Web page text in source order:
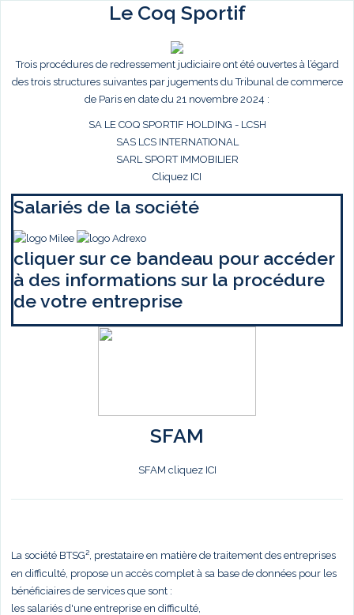
Le Coq Sportif
Trois procédures de redressement judiciaire ont été ouvertes à l’égard
des trois structures suivantes par jugements du Tribunal de commerce
de Paris en date du 21 novembre 2024 :
SA LE COQ SPORTIF HOLDING - LCSH
SAS LCS INTERNATIONAL
SARL SPORT IMMOBILIER
Cliquez ICI
Salariés de la société
cliquer sur ce bandeau pour accéder
à des informations sur la procédure
de votre entreprise
SFAM
SFAM cliquez ICI
La société BTSG², prestataire en matière de traitement des entreprises
en difficulté, propose un accès complet à sa base de données pour les
bénéficiaires de services que sont :
les salariés d'une entreprise en difficulté,